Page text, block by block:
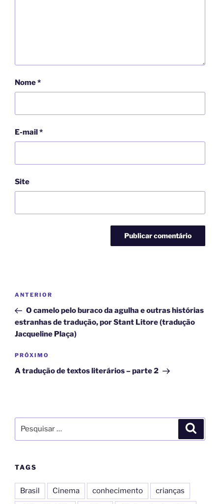
Nome*
E-mail*
Site
ANTERIOR
O camelo pelo buraco da agulha e outras histórias
estranhas de tradução, por Stant Litore (tradução
Jacqueline Plaça)
PRÓXIMO
A tradução de textos literários – parte 2
TAGS
Brasil Cinema conhecimento crianças